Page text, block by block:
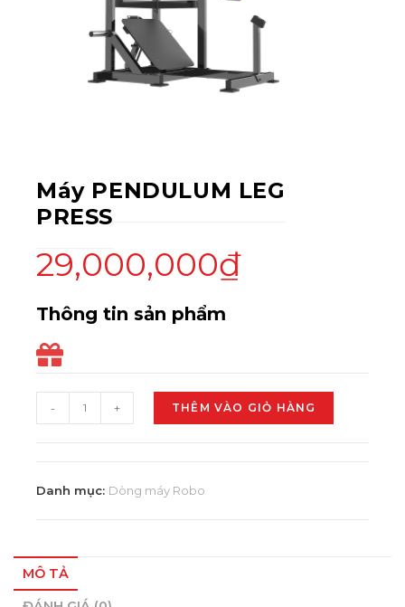
Máy PENDULUM LEG
PRESS
29,000,000₫
Thông tin sản phẩm
- + THÊM VÀO GIỎ HÀNG
Danh mục: Dòng máy Robo
MÔ TẢ